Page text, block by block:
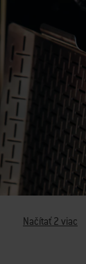
Načítať 2 viac